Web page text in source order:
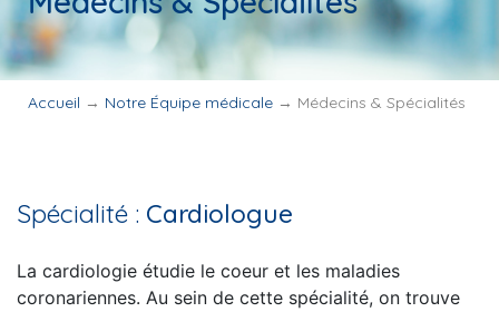
Accueil → Notre Équipe médicale → Médecins & Spécialités
Spécialité : Cardiologue
La cardiologie étudie le coeur et les maladies
coronariennes. Au sein de cette spécialité, on trouve